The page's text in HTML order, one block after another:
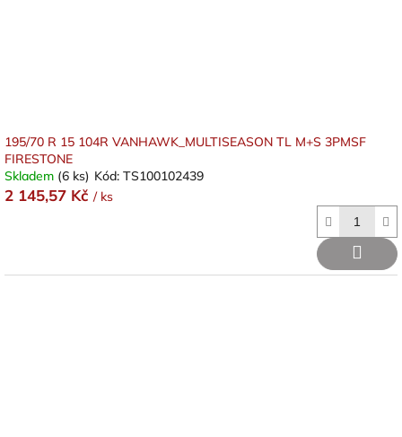
195/70 R 15 104R VANHAWK_MULTISEASON TL M+S 3PMSF
FIRESTONE
Skladem (6 ks) Kód: TS100102439
2 145,57 Kč / ks